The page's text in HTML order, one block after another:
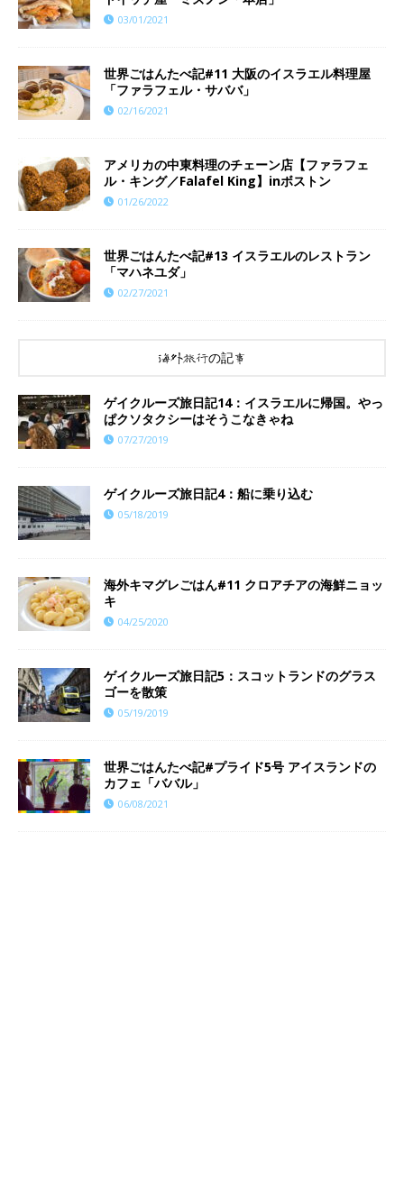
03/01/2021
世界ごはんたべ記#11 大阪のイスラエル料理屋
「ファラフェル・サババ」
02/16/2021
アメリカの中東料理のチェーン店【ファラフェ
ル・キング／Falafel King】inボストン
01/26/2022
世界ごはんたべ記#13 イスラエルのレストラン
「マハネユダ」
02/27/2021
海外旅行の記事
ゲイクルーズ旅日記14：イスラエルに帰国。やっ
ぱクソタクシーはそうこなきゃね
07/27/2019
ゲイクルーズ旅日記4：船に乗り込む
05/18/2019
海外キマグレごはん#11 クロアチアの海鮮ニョッ
キ
04/25/2020
ゲイクルーズ旅日記5：スコットランドのグラス
ゴーを散策
05/19/2019
世界ごはんたべ記#プライド5号 アイスランドの
カフェ「ババル」
06/08/2021